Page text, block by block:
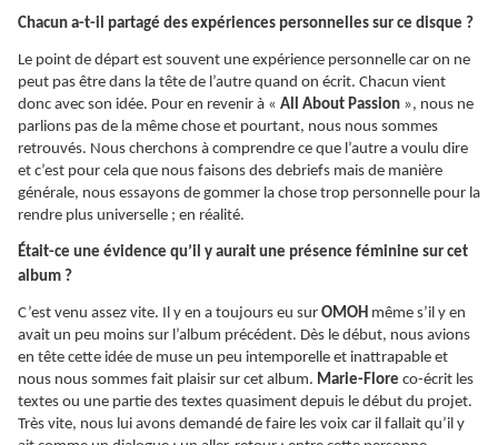
Chacun a-t-il partagé des expériences personnelles sur ce disque ?
Le point de départ est souvent une expérience personnelle car on ne
peut pas être dans la tête de l’autre quand on écrit. Chacun vient
donc avec son idée. Pour en revenir à « All About Passion », nous ne
parlions pas de la même chose et pourtant, nous nous sommes
retrouvés. Nous cherchons à comprendre ce que l’autre a voulu dire
et c’est pour cela que nous faisons des debriefs mais de manière
générale, nous essayons de gommer la chose trop personnelle pour la
rendre plus universelle ; en réalité.
Était-ce une évidence qu’il y aurait une présence féminine sur cet
album ?
C’est venu assez vite. Il y en a toujours eu sur OMOH même s’il y en
avait un peu moins sur l’album précédent. Dès le début, nous avions
en tête cette idée de muse un peu intemporelle et inattrapable et
nous nous sommes fait plaisir sur cet album. Marie-Flore co-écrit les
textes ou une partie des textes quasiment depuis le début du projet.
Très vite, nous lui avons demandé de faire les voix car il fallait qu’il y